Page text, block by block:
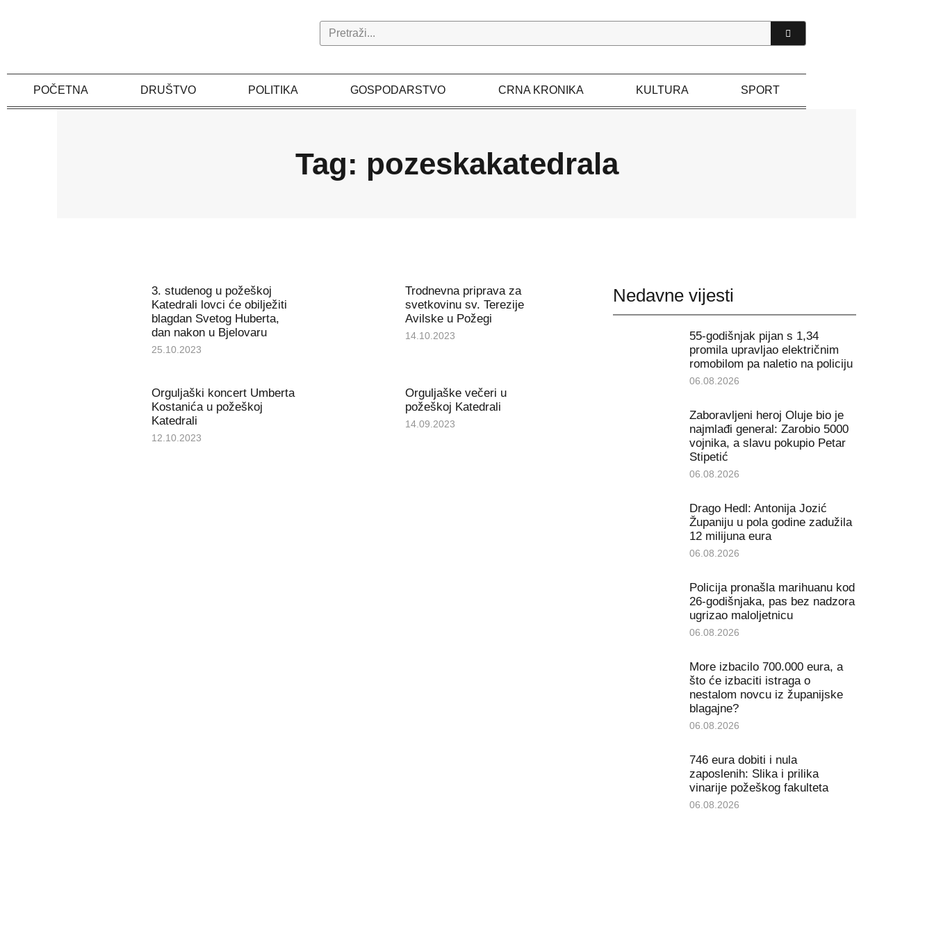
Search
POČETNA DRUŠTVO POLITIKA GOSPODARSTVO CRNA KRONIKA KULTURA SPORT
Tag: pozeskakatedrala
3. studenog u požeškoj
Katedrali lovci će obilježiti
blagdan Svetog Huberta,
dan nakon u Bjelovaru
25.10.2023
Trodnevna priprava za
svetkovinu sv. Terezije
Avilske u Požegi
14.10.2023
Orguljaški koncert Umberta
Kostanića u požeškoj
Katedrali
12.10.2023
Orguljaške večeri u
požeškoj Katedrali
14.09.2023
Nedavne vijesti
55-godišnjak pijan s 1,34
promila upravljao električnim
romobilom pa naletio na policiju
06.08.2026
Zaboravljeni heroj Oluje bio je
najmlađi general: Zarobio 5000
vojnika, a slavu pokupio Petar
Stipetić
06.08.2026
Drago Hedl: Antonija Jozić
Županiju u pola godine zadužila
12 milijuna eura
06.08.2026
Policija pronašla marihuanu kod
26-godišnjaka, pas bez nadzora
ugrizao maloljetnicu
06.08.2026
More izbacilo 700.000 eura, a
što će izbaciti istraga o
nestalom novcu iz županijske
blagajne?
06.08.2026
746 eura dobiti i nula
zaposlenih: Slika i prilika
vinarije požeškog fakulteta
06.08.2026